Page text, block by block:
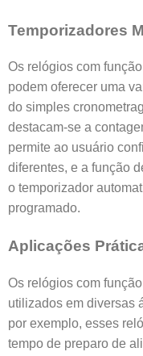
Temporizadores
Os relógios com
podem oferecer uma
do simples
destacam-se a
permite ao usuário
diferentes, e a função
o temporizador
programado.
Aplicações
Os relógios com
utilizados em diversas
por exemplo, esses
tempo de preparo de